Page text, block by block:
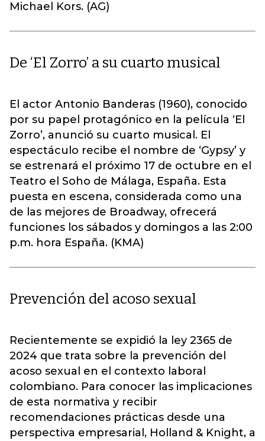
Michael Kors. (AG)
De ‘El Zorro’ a su cuarto musical
El actor Antonio Banderas (1960), conocido
por su papel protagónico en la película ‘El
Zorro’, anunció su cuarto musical. El
espectáculo recibe el nombre de ‘Gypsy’ y
se estrenará el próximo 17 de octubre en el
Teatro el Soho de Málaga, España. Esta
puesta en escena, considerada como una
de las mejores de Broadway, ofrecerá
funciones los sábados y domingos a las 2:00
p.m. hora España. (KMA)
Prevención del acoso sexual
Recientemente se expidió la ley 2365 de
2024 que trata sobre la prevención del
acoso sexual en el contexto laboral
colombiano. Para conocer las implicaciones
de esta normativa y recibir
recomendaciones prácticas desde una
perspectiva empresarial, Holland & Knight, a